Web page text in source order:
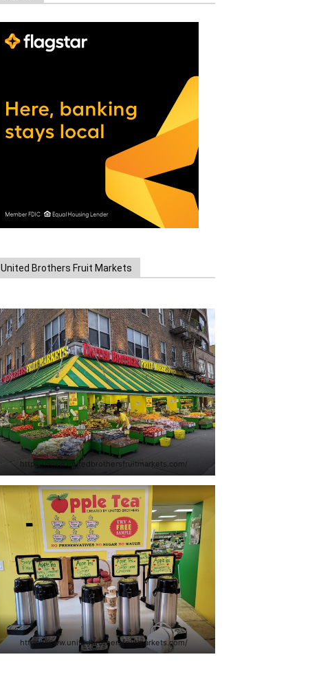
United Brothers Fruit Markets
https://www.unitedbrothersfruitmarkets.com/
https://www.unitedbrothersfruitmarkets.com/